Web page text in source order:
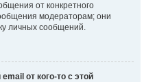
от конкретного
модераторам; они
личных сообщений.
от кого-то с этой